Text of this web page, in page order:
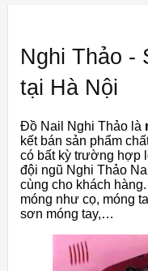
Nghi Thảo -
tại Hà Nội
Đồ Nail Nghi Thảo là
kết bán sản phẩm
có bất kỳ trường hợp
đội ngũ Nghi Thảo
cùng cho khách
móng như cọ, móng
sơn móng tay,…